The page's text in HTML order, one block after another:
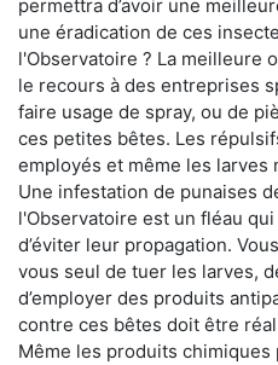
permettra d’avoir une
une éradication de ces
l'Observatoire ? La meilleure
le recours à des entreprises
faire usage de spray, ou de
ces petites bêtes. Les
employés et même les larves
Une infestation de punaises
l'Observatoire est un fléau
d’éviter leur propagation.
vous seul de tuer les larves,
d’employer des produits
contre ces bêtes doit être
Même les produits